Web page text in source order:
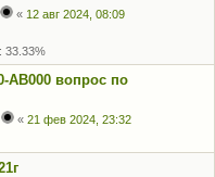
« 12 авг 2024, 08:09
33.33%
AB000 вопрос по
« 21 фев 2024, 23:32